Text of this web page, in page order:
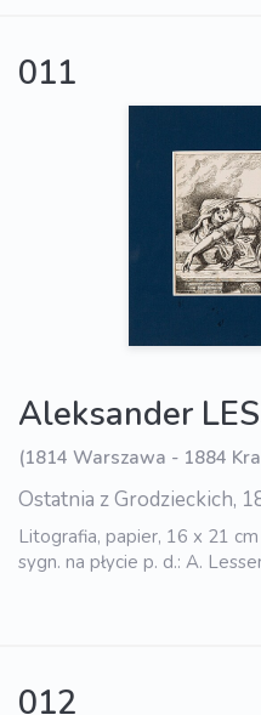
011
Aleksander
(1814 Warszawa - 1884
Ostatnia z Grodzieckich,
Litografia, papier, 16 x 21
sygn. na płycie p. d.: A.
012